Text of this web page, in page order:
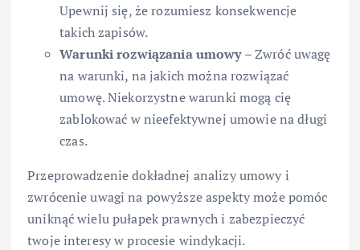
Upewnij się, że rozumiesz konsekwencje
takich zapisów.
Warunki rozwiązania umowy– Zwróć uwagę
na warunki, na jakich można rozwiązać
umowę. Niekorzystne warunki mogą cię
zablokować w nieefektywnej umowie na długi
czas.
Przeprowadzenie dokładnej analizy umowy i
zwrócenie uwagi na powyższe aspekty może pomóc
uniknąć wielu pułapek prawnych i zabezpieczyć
twoje interesy w procesie windykacji.